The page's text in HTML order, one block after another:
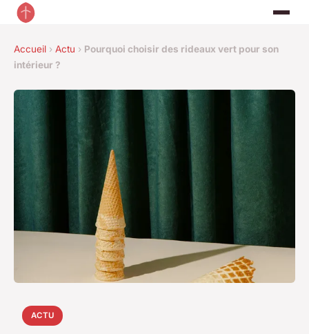
Accueil › Actu › Pourquoi choisir des rideaux vert pour son
intérieur ?
ACTU